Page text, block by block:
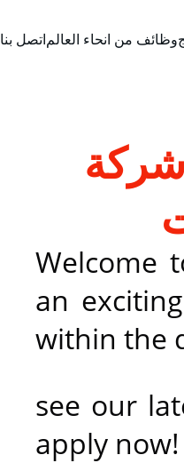
اتصل بنا وظائف من انحاء العالم
Welcome
an
within the
see our
apply now!